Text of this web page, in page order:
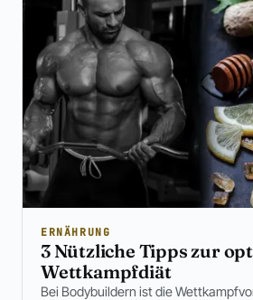
ERNÄHRUNG
3 Nützliche Tipps zur
Wettkampfdiät
Bei Bodybuildern ist die